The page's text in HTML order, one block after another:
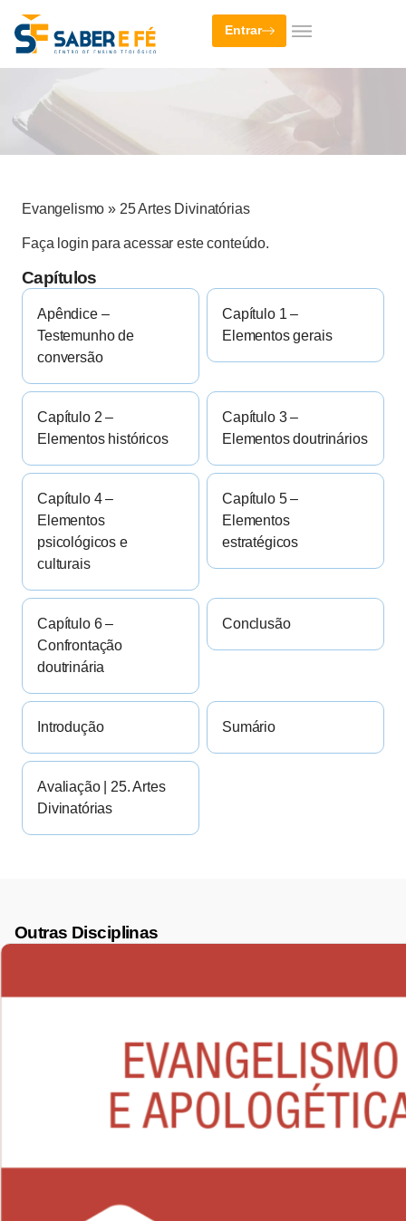
Entrar
Evangelismo » 25 Artes Divinatórias
Faça login para acessar este conteúdo.
Capítulos
Apêndice –
Testemunho de
conversão
Capítulo 1 –
Elementos gerais
Capítulo 2 –
Elementos históricos
Capítulo 3 –
Elementos doutrinários
Capítulo 4 –
Elementos
psicológicos e
culturais
Capítulo 5 –
Elementos
estratégicos
Capítulo 6 –
Confrontação
doutrinária
Conclusão
Introdução Sumário
Avaliação | 25. Artes
Divinatórias
Outras Disciplinas